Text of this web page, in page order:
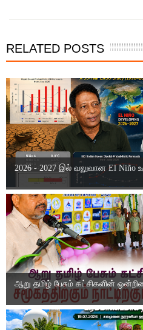
RELATED POSTS
2026 - 2027 இல் வலுவான El Niño
ஆறு தமிழ் பேசும் கட்சிகளின்